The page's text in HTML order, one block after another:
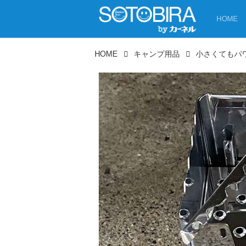
HOME
HOME キャンプ用品